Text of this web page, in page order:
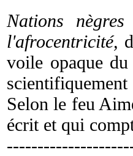
Nations
l'afrocentricité,
voile opaque
Selon le feu
écrit et qui